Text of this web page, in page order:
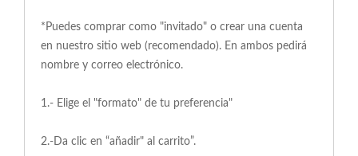
*Puedes comprar como "invitado" o crear una cuenta
en nuestro sitio web (recomendado). En ambos pedirá
nombre y correo electrónico.
1.- Elige el "formato" de tu preferencia"
2.-Da clic en “añadir" al carrito”.